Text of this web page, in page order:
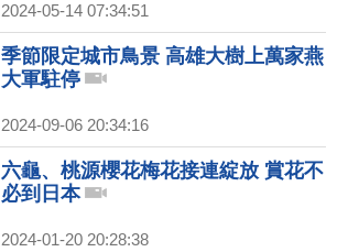
2024-05-14 07:34:51
季節限定城市鳥景 高雄大樹上萬家燕
大軍駐停
2024-09-06 20:34:16
六龜、桃源櫻花梅花接連綻放 賞花不
必到日本
2024-01-20 20:28:38